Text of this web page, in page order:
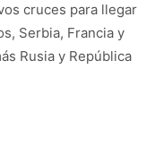
cruces para llegar
Serbia, Francia y
Rusia y República